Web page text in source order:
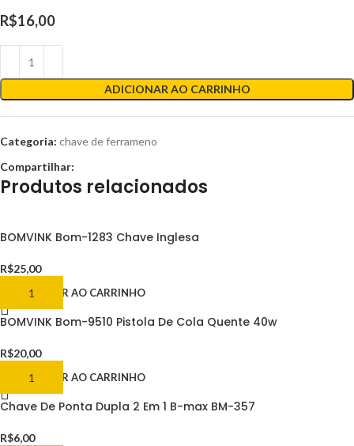
R$16,00
ADICIONAR AO CARRINHO
Categoria: chave de ferrameno
Compartilhar:
Produtos relacionados
BOMVINK Bom-1283 Chave Inglesa
R$25,00
ADICIONAR AO CARRINHO
BOMVINK Bom-9510 Pistola De Cola Quente 40w
R$20,00
ADICIONAR AO CARRINHO
Chave De Ponta Dupla 2 Em 1 B-max BM-357
R$6,00